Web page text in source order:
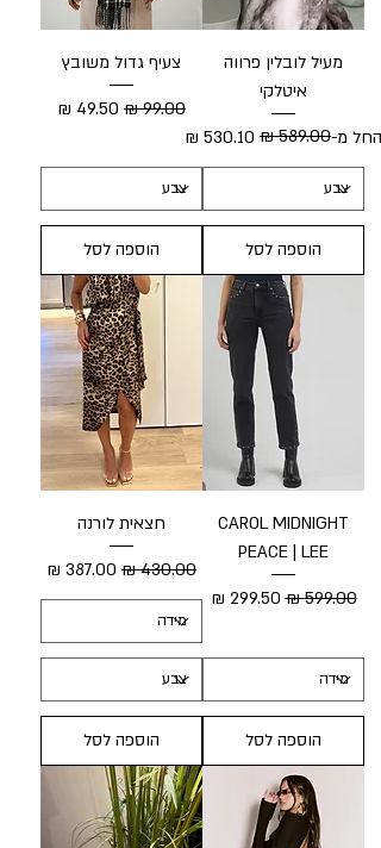
מעיל לובלין פרווה
איטלקי
החל מ-
מחיר רגיל
מחיר מבצע
הוספה לסל
צעיף גדול משובץ
מחיר רגיל מחיר מבצע
הוספה לסל
CAROL MIDNIGHT
PEACE | LEE
מחיר רגיל‏599.00 ‏₪ מחיר מבצע
הוספה לסל
חצאית לורנה
מחיר רגיל
מחיר מבצע
הוספה לסל